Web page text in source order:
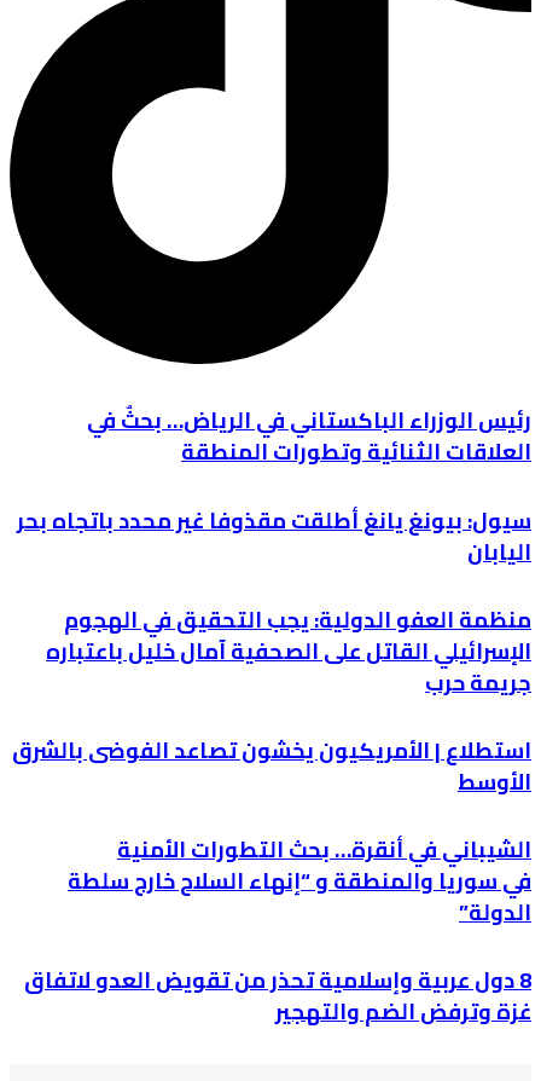
رئيس الوزراء الباكستاني في الرياض… بحثٌ في
العلاقات الثنائية وتطورات المنطقة
سيول: بيونغ يانغ أطلقت مقذوفا غير محدد باتجاه بحر
اليابان
منظمة العفو الدولية: يجب التحقيق في الهجوم
الإسرائيلي القاتل على الصحفية آمال خليل باعتباره
جريمة حرب
استطلاع | الأمريكيون يخشون تصاعد الفوضى بالشرق
الأوسط
الشيباني في أنقرة… بحث التطورات الأمنية
في سوريا والمنطقة و “إنهاء السلاح خارج سلطة
الدولة”
8 دول عربية وإسلامية تحذر من تقويض العدو لاتفاق
غزة وترفض الضم والتهجير